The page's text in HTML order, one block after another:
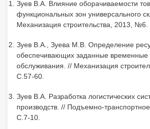
Зуев В.А. Влияние оборачиваемости
функциональных зон универсального
Механизация строительства, 2013, №6.
Зуев В.А., Зуева М.В. Определение
обеспечивающих заданные временные
обслуживания. // Механизация
С.57-60.
Зуев В.А. Разработка логистических
производств. // Подъемно-
С.7-10.